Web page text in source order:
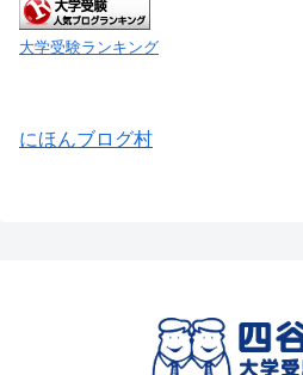
大学受験ランキング
にほんブログ村